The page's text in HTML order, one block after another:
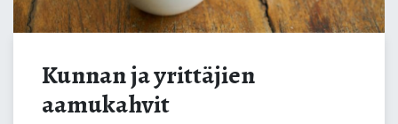
Kunnan ja yrittäjien
aamukahvit